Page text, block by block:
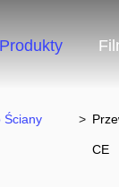
Produkty
Ściany >
CE